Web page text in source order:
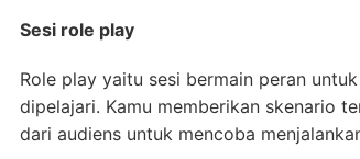
Sesi role play
Role play yaitu sesi bermain peran
dipelajari. Kamu memberikan skenario
dari audiens untuk mencoba